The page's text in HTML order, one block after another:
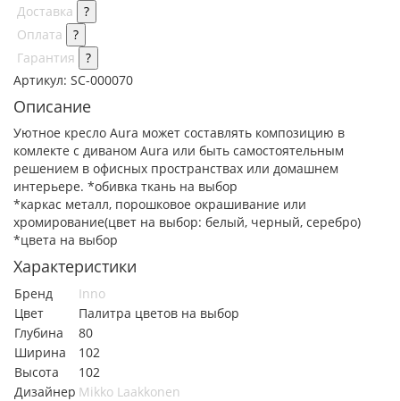
Доставка
?
Оплата
?
Гарантия
?
Артикул: SC-000070
Описание
Уютное кресло Aura может составлять композицию в
комлекте с диваном Aura или быть самостоятельным
решением в офисных пространствах или домашнем
интерьере. *обивка ткань на выбор
*каркас металл, порошковое окрашивание или
хромирование(цвет на выбор: белый, черный, серебро)
*цвета на выбор
Характеристики
Бренд
Inno
Цвет
Палитра цветов на выбор
Глубина
80
Ширина
102
Высота
102
Дизайнер Mikko Laakkonen